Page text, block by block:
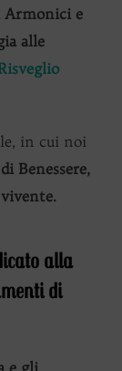
Armonici e
alle
in cui noi
Benessere,
alla
di
e gli